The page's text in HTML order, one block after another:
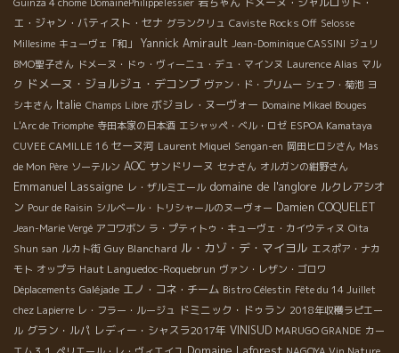
エ・ジャン・バティスト・セナ グランクリュ Caviste Rocks Off Selosse
Millesime キューヴェ「和」 Yannick Amirault Jean-Dominique CASSINI ジュリ
BMO聖子さん ドメーヌ・ドゥ・ヴィーニュ・デュ・マインヌ Laurence Alias マル
ク ドメーヌ・ジョルジュ・デコンブ ヴァン・ド・プリムー シェフ・菊池 ヨ
シキさん Italie Champs Libre ボジョレ・ヌーヴォー Domaine Mikael Bouges
L'Arc de Triomphe 寺田本家の日本酒 エシャッペ・ベル・ロゼ ESPOA Kamataya
CUVEE CAMILLE 16 セーヌ河 Laurent Miquel Sengan-en 岡田ヒロシさん Mas
de Mon Père ソーテルン AOC サンドリーヌ セナさん オルガンの紺野さん
Emmanuel Lassaigne レ・ザルミエール domaine de l'anglore ルクレアシオ
ン Pour de Raisin シルベール・トリシャールのヌーヴォー Damien COQUELET
Jean-Marie Vergé アコワボン ラ・プティトゥ・キューヴェ・カイウティヌ Oita
Shun san ルカト街 Guy Blanchard ル・カゾ・デ・マイヨル エスポア・ナカ
モト オップラ Haut Languedoc-Roquebrun ヴァン・レザン・ゴロワ
Déplacements Galéjade エノ・コネ・チーム Bistro Célestin Fête du 14 Juillet
chez Lapierre レ・フラー・ルージュ ドミニック・ドゥラン 2018年収穫ラピエー
ル グラン・ルパ レディー・シャスラ2017年 VINISUD MARUGO GRANDE カー